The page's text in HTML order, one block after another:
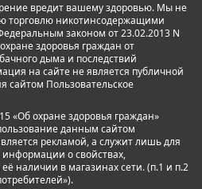
вредит вашему здоровью. Мы не
торговлю никотинсодержащими
законом от 23.02.2013 N
здоровья граждан от
дыма и последствий
на сайте не является публичной
сайтом Пользовательское
«Об охране здоровья граждан»
данным сайтом
рекламой, а служит лишь для
информации о свойствах,
наличии в магазинах сети. (п.1 и п.2